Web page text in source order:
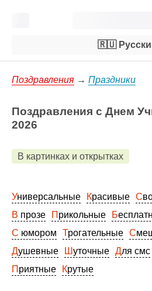
🇷🇺
Поздравления → Праздники
Поздравления с Днем
2026
В картинках и открытках
Универсальные Красивые
В прозе
Прикольные
С юмором
Трогательные
Душевные
Шуточные Для смс
Приятные
Крутые